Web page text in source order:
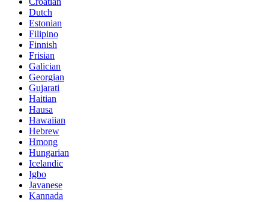
Dutch
Estonian
Filipino
Finnish
Frisian
Galician
Georgian
Gujarati
Haitian
Hausa
Hawaiian
Hebrew
Hmong
Hungarian
Icelandic
Igbo
Javanese
Kannada